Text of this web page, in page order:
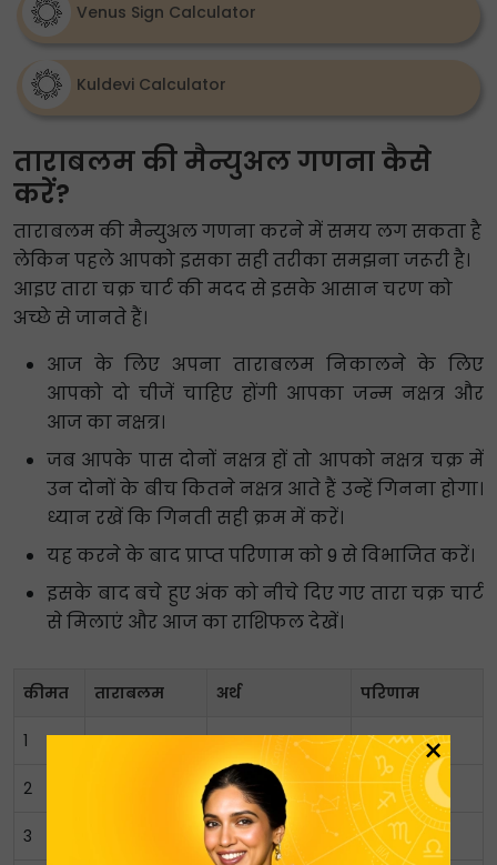
Venus Sign Calculator
Kuldevi Calculator
ताराबलम की मैन्युअल गणना कैसे
करें?
ताराबलम की मैन्युअल गणना करने में समय लग सकता है
लेकिन पहले आपको इसका सही तरीका समझना जरूरी है।
आइए तारा चक्र चार्ट की मदद से इसके आसान चरण को
अच्छे से जानते हैं।
आज के लिए अपना ताराबलम निकालने के लिए
आपको दो चीजें चाहिए होंगी आपका जन्म नक्षत्र और
आज का नक्षत्र।
जब आपके पास दोनों नक्षत्र हों तो आपको नक्षत्र चक्र में
उन दोनों के बीच कितने नक्षत्र आते हैं उन्हें गिनना होगा।
ध्यान रखें कि गिनती सही क्रम में करें।
यह करने के बाद प्राप्त परिणाम को 9 से विभाजित करें।
इसके बाद बचे हुए अंक को नीचे दिए गए तारा चक्र चार्ट
से मिलाएं और आज का राशिफल देखें।
कीमत ताराबलम अर्थ परिणाम
1 जन्म तारा जन्म खराब
2 संपत्ति बहुत अच्छा
3 खतरा खराब
×